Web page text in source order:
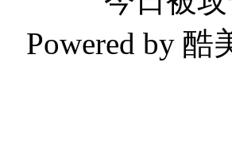
Powered by 酷